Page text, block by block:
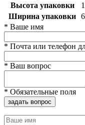
Высота упаковки
Ширина упаковки
* Ваше имя
* Почта или телефон
* Ваш вопрос
* Обязательные поля
задать вопрос